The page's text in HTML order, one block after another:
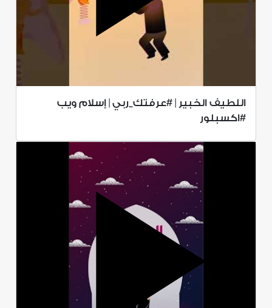
اللطيف الخبير | #عرفتك_ربي | إسلام ويب
#اكسبلور